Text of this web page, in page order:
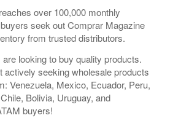
over 100,000 monthly
seek out Comprar Magazine
from trusted distributors.
looking to buy quality products.
actively seeking wholesale products
Venezuela, Mexico, Ecuador, Peru,
Bolivia, Uruguay, and
buyers!